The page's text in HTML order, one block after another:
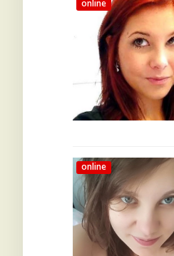
online
online